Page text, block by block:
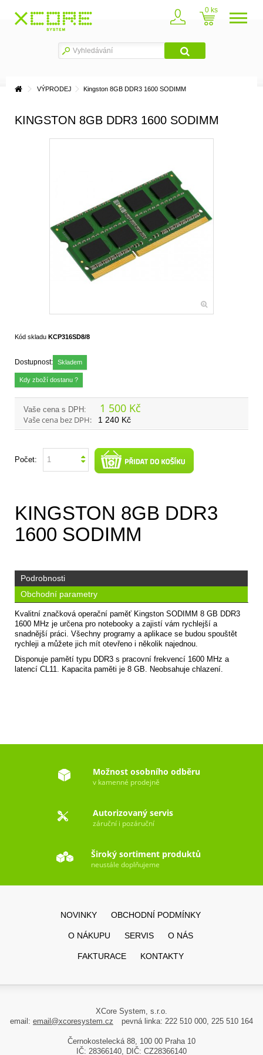
0
VÝPRODEJ Kingston 8GB DDR3 1600 SODIMM
KINGSTON 8GB DDR3 1600 SODIMM
Kód skladu KCP316SD8/8
Dostupnost: Skladem
Kdy zboží dostanu ?
Vaše cena s DPH: 1 500 Kč
Vaše cena bez DPH: 1 240 Kč
Počet:
KINGSTON 8GB DDR3
1600 SODIMM
Podrobnosti
Obchodní parametry
Kvalitní značková operační paměť Kingston SODIMM 8 GB DDR3
1600 MHz je určena pro notebooky a zajistí vám rychlejší a
snadnější práci. Všechny programy a aplikace se budou spouštět
rychleji a můžete jich mít otevřeno i několik najednou.
Disponuje pamětí typu DDR3 s pracovní frekvencí 1600 MHz a
latencí CL11. Kapacita paměti je 8 GB. Neobsahuje chlazení.
Možnost osobního odběru
v kamenné prodejně
Autorizovaný servis
záruční i pozáruční
Široký sortiment produktů
neustále doplňujeme
NOVINKY OBCHODNÍ PODMÍNKY
O NÁKUPU SERVIS O NÁS
FAKTURACE KONTAKTY
XCore System, s.r.o.
email: email@xcoresystem.cz pevná linka: 222 510 000, 225 510 164
Černokostelecká 88, 100 00 Praha 10
IČ: 28366140, DIČ: CZ28366140